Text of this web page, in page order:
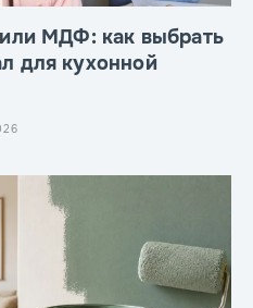
МДФ: как выбрать
для кухонной